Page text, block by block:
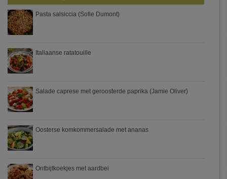
Pasta salsiccia (Sofie Dumont)
Italiaanse ratatouille
Salade caprese met geroosterde paprika (Jamie Oliver)
Oosterse komkommersalade met ananas
Ontbijtkoekjes met aardbei